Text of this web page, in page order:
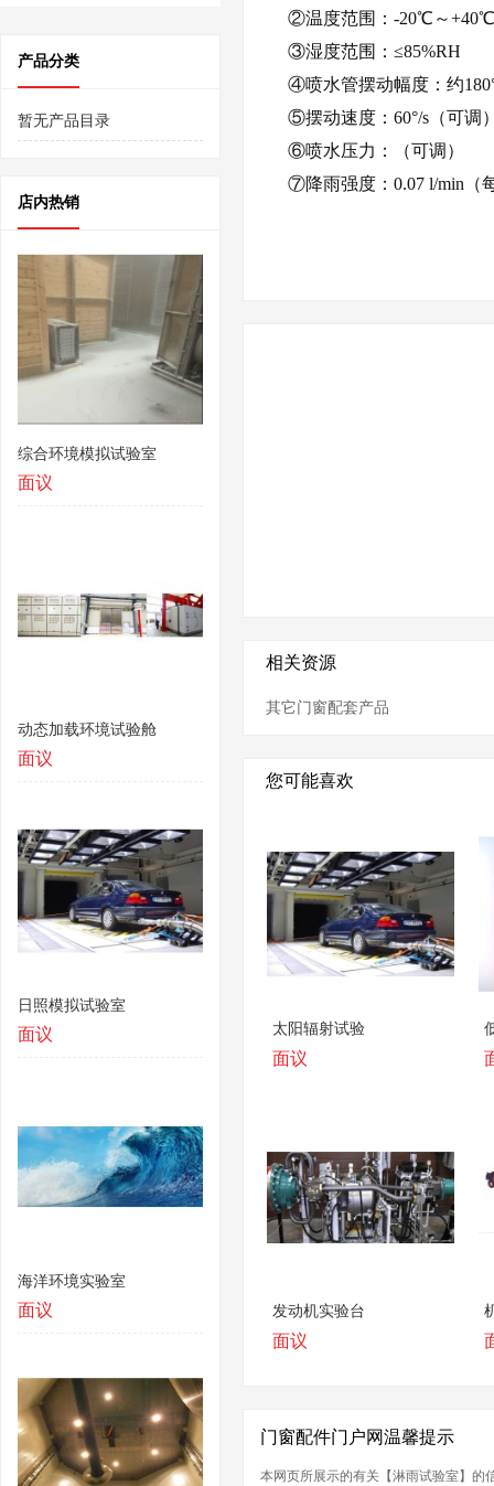
产品分类
暂无产品目录
店内热销
综合环境模拟试验室
面议
动态加载环境试验舱
面议
日照模拟试验室
面议
海洋环境实验室
面议
②温度范围：-20℃～
③湿度范围：≤85%RH
④喷水管摆动幅度：约
⑤摆动速度：60°/s（可调
⑥喷水压力：（可调）
⑦降雨强度：0.07 l/min（
相关资源
其它门窗配套产品
您可能喜欢
太阳辐射试验
面议
发动机实验台
面议
门窗配件门户网温馨提示
本网页所展示的有关【淋雨试验室】的